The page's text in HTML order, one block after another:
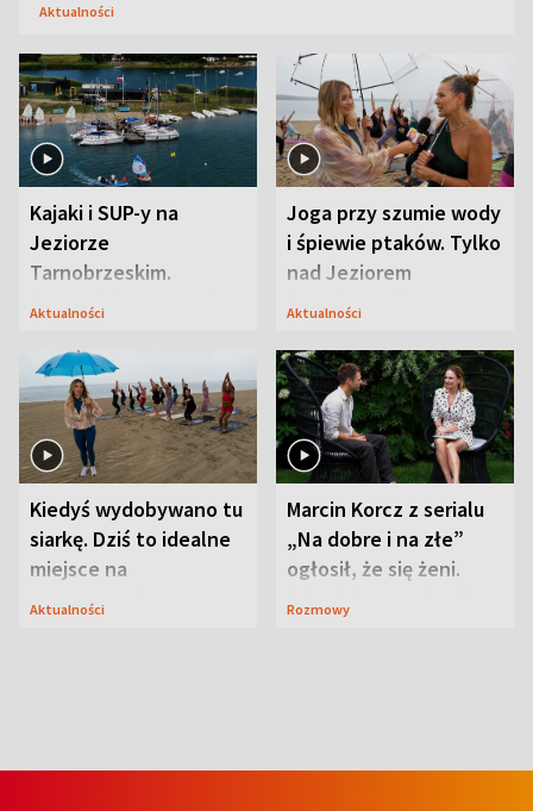
Aktualności
Kajaki i SUP-y na
Jeziorze
Tarnobrzeskim.
Przyrodnicy zwracają
Aktualności
Joga przy szumie wody
i śpiewie ptaków. Tylko
nad Jeziorem
Tarnobrzeskim
Aktualności
Kiedyś wydobywano tu
siarkę. Dziś to idealne
miejsce na
wypoczynek
Aktualności
Marcin Korcz z serialu
„Na dobre i na złe”
ogłosił, że się żeni.
Zdradził, co zmienił
Rozmowy